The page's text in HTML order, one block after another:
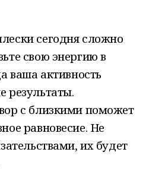
сегодня сложно
свою энергию в
ваша активность
результаты.
с близкими поможет
равновесие. Не
их будет